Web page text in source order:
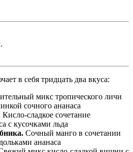
в себя тридцать два вкуса:
микс тропического личи
сочного ананаса
Кисло-сладкое сочетание
с кусочками льда
Сочный манго в сочетании
ананаса